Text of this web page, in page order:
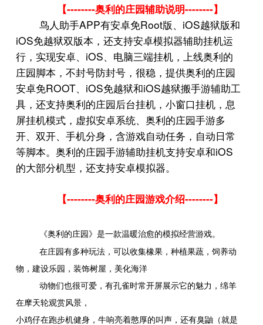
【--------奥利的庄园辅助说明--------】
鸟人助手APP有安卓免Root版、 iOS越狱版和
iOS免越狱双版本，还支持安卓模拟器辅助挂机运
行，实现安卓、 iOS、电脑三端挂机，上线奥利的
庄园脚本，不封号防封号，很稳，提供奥利的庄园
安卓免ROOT、 iOS免越狱和iOS越狱搬手游辅助工
具，还支持奥利的庄园后台挂机，小窗口挂机，息
屏挂机模式，虚拟安卓系统、奥利的庄园手游多
开、双开、手机分身，含游戏自动任务，自动日常
等脚本。奥利的庄园手游辅助挂机支持安卓和iOS
的大部分机型，还支持安卓模拟器。
【--------奥利的庄园游戏介绍--------】
《奥利的庄园》是一款温暖治愈的模拟经营游戏。
在庄园有多种玩法，可以收集橡果，种植果蔬，饲养动
物，建设乐园，装饰树屋，美化海洋
动物们也很可爱，有孔雀时常开屏展示它的魅力，绵羊
在摩天轮观赏风景，
小鸡仔在跑步机健身，牛响亮着憨厚的叫声，还有臭鼬（就是